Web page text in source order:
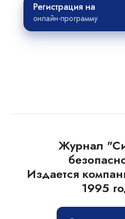
Регистрация на
онлайн-программу
Журнал
Издается
1995